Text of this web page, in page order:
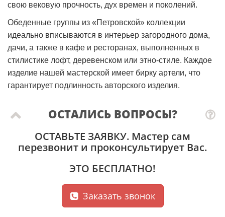
свою вековую прочность, дух времен и поколений.
Обеденные группы из «Петровской» коллекции
идеально вписываются в интерьер загородного дома,
дачи, а также в кафе и ресторанах, выполненных в
стилистике лофт, деревенском или этно-стиле. Каждое
изделие нашей мастерской имеет бирку артели, что
гарантирует подлинность авторского изделия.
ОСТАЛИСЬ ВОПРОСЫ?
ОСТАВЬТЕ ЗАЯВКУ. Мастер сам
перезвонит и проконсультирует Вас.
ЭТО БЕСПЛАТНО!
Заказать звонок